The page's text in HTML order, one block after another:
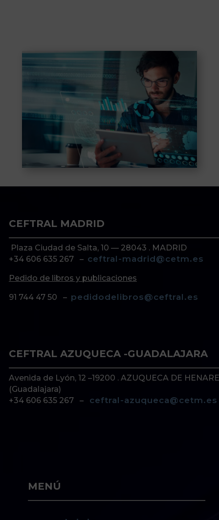
CEFTRAL MADRID
Plaza Ciudad de Salta, 10 — 28043 . MADRID
+34 606 635 267 – ceftral-madrid@cetm.es
Pedido de libros y publicaciones
91 744 47 50 – pedidodelibros@ceftral.es
CEFTRAL AZUQUECA -GUADALAJARA
Avenida de Lyón, 12 –19200 . AZUQUECA DE
(Guadalajara)
+34 606 635 267 – ceftral-azuqueca@cetm.es
MENÚ